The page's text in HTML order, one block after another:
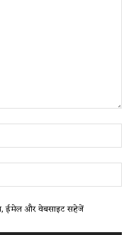
ईमेल और वेबसाइट सहेजें